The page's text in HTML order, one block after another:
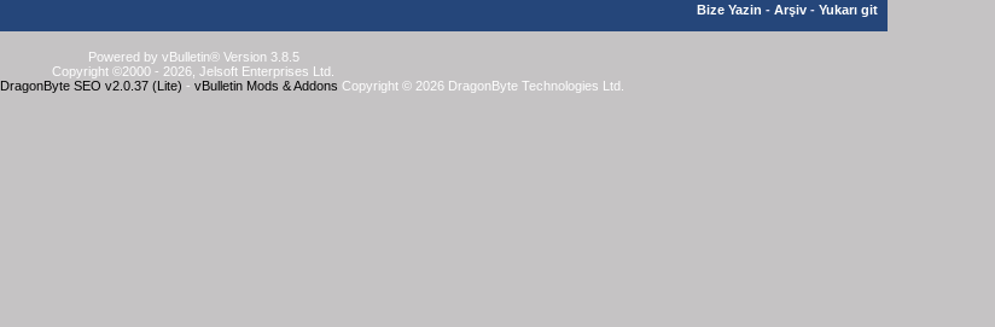
Bize Yazin - Arşiv - Yukarı git
Powered by vBulletin® Version 3.8.5
Copyright ©2000 - 2026, Jelsoft Enterprises Ltd.
DragonByte SEO v2.0.37 (Lite) - vBulletin Mods & Addons Copyright © 2026 DragonByte Technologies Ltd.